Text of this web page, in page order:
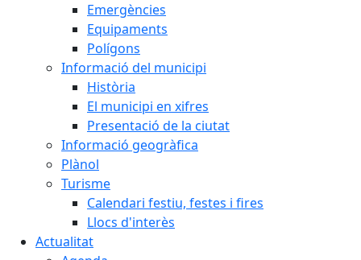
Emergències
Equipaments
Polígons
Informació del municipi
Història
El municipi en xifres
Presentació de la ciutat
Informació geogràfica
Plànol
Turisme
Calendari festiu, festes i fires
Llocs d'interès
Actualitat